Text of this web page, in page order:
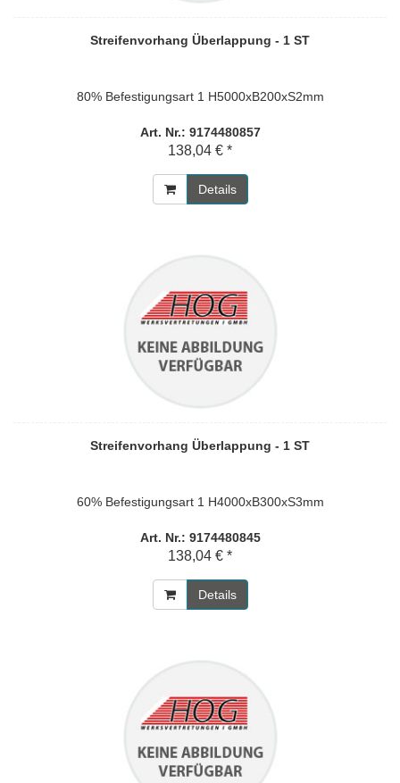
Streifenvorhang Überlappung - 1 ST
80% Befestigungsart 1 H5000xB200xS2mm
Art. Nr.: 9174480857
138,04 € *
Details
Streifenvorhang Überlappung - 1 ST
60% Befestigungsart 1 H4000xB300xS3mm
Art. Nr.: 9174480845
138,04 € *
Details